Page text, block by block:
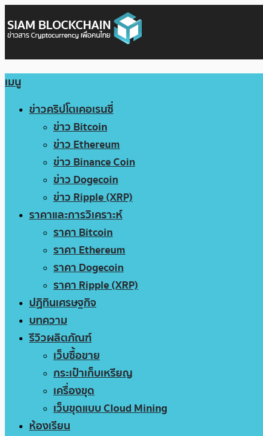
เมนู
ข่าวคริปโตเคอเรนซี่
ข่าว Bitcoin
ข่าว Ethereum
ข่าว Binance Coin
ข่าว Dogecoin
ข่าว Ripple (XRP)
ราคาและการวิเคราะห์
ราคา Bitcoin
ราคา Ethereum
ราคา Dogecoin
ราคา Ripple (XRP)
ปฏิทินเศรษฐกิจ
บทความ
รีวิวผลิตภัณฑ์
เว็บซื้อขาย
กระเป๋าเก็บเหรียญ
เครื่องขุด
เว็บขุดแบบ Cloud Mining
ห้องเรียน